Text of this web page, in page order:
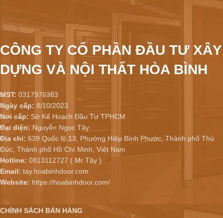
CÔNG TY CỔ PHẦN ĐẦU TƯ XÂY
DỰNG VÀ NỘI THẤT HÒA BÌNH
MST: 0317976383
Ngày cấp: 8/10/2023
Nơi cấp: Sở Kế Hoạch Đầu Tư TPHCM
Đại diện: Nguyễn Ngọc Tây
Địa chỉ: 639 Quốc lộ 13, Phường Hiệp Bình Phước, Thành phố Thủ
Đức, Thành phố Hồ Chí Minh, Việt Nam
Hotline: 0813112727 ( Mr Tây )
Email: tay.hoabinhdoor.com
Website: https://hoabinhdoor.com/
CHÍNH SÁCH BÁN HÀNG